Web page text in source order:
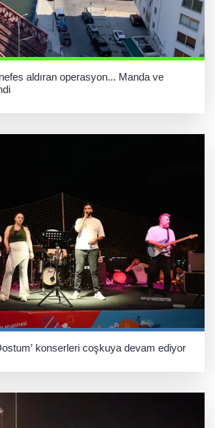
aldıran operasyon... Manda ve
konserleri coşkuya devam ediyor